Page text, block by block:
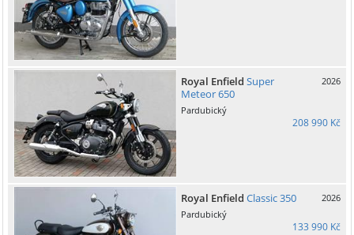
Royal Enfield Super
Meteor 650
2026
Pardubický
208 990 Kč
Royal Enfield Classic 350
2026
Pardubický
133 990 Kč